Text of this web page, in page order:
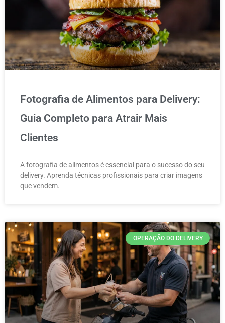
Fotografia de Alimentos para Delivery:
Guia Completo para Atrair Mais
Clientes
A fotografia de alimentos é essencial para o sucesso do seu
delivery. Aprenda técnicas profissionais para criar imagens
que vendem.
OPERAÇÃO DO DELIVERY